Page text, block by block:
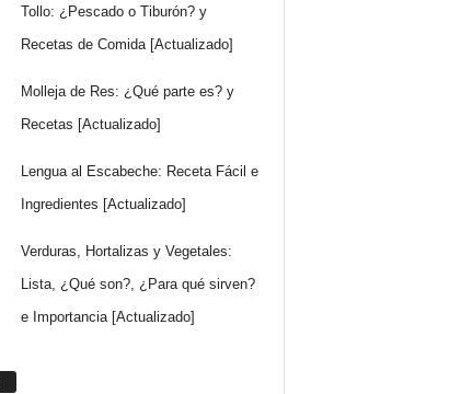
Tollo: ¿Pescado o Tiburón? y
Recetas de Comida [Actualizado]
Molleja de Res: ¿Qué parte es? y
Recetas [Actualizado]
Lengua al Escabeche: Receta Fácil e
Ingredientes [Actualizado]
Verduras, Hortalizas y Vegetales:
Lista, ¿Qué son?, ¿Para qué sirven?
e Importancia [Actualizado]